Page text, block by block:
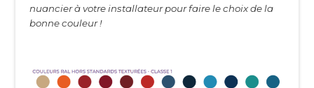
nuancier à votre installateur pour faire le choix de la
bonne couleur !